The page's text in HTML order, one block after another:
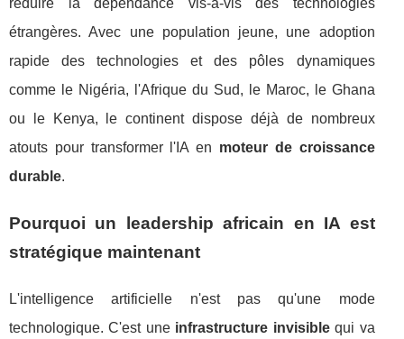
réduire la dépendance vis-à-vis des technologies
étrangères. Avec une population jeune, une adoption
rapide des technologies et des pôles dynamiques
comme le Nigéria, l'Afrique du Sud, le Maroc, le Ghana
ou le Kenya, le continent dispose déjà de nombreux
atouts pour transformer l'IA en moteur de croissance
durable.
Pourquoi un leadership africain en IA est
stratégique maintenant
L'intelligence artificielle n'est pas qu'une mode
technologique. C'est une infrastructure invisiblequi va